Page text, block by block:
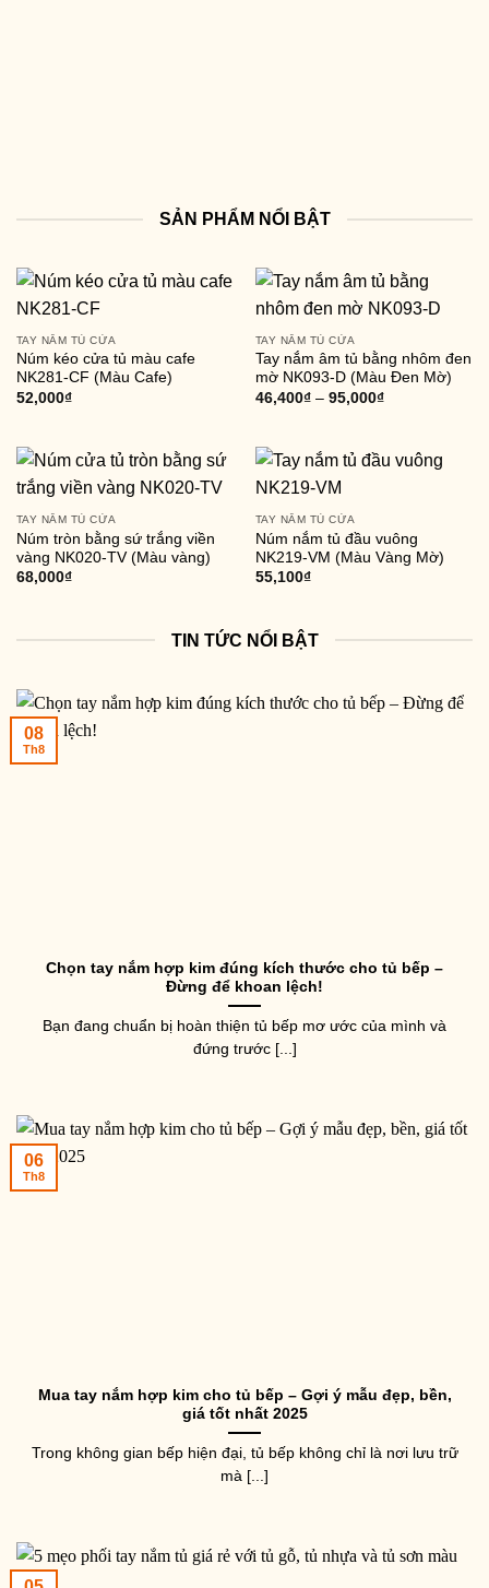
SẢN PHẨM NỔI BẬT
TAY NẮM TỦ CỬA
Núm kéo cửa tủ màu cafe
NK281-CF (Màu Cafe)
52,000₫
TAY NẮM TỦ CỬA
Tay nắm âm tủ bằng nhôm đen
mờ NK093-D (Màu Đen Mờ)
46,400₫– 95,000₫
TAY NẮM TỦ CỬA
Núm tròn bằng sứ trắng viền
vàng NK020-TV (Màu vàng)
68,000₫
TAY NẮM TỦ CỬA
Núm nắm tủ đầu vuông
NK219-VM (Màu Vàng Mờ)
55,100₫
TIN TỨC NỔI BẬT
Chọn tay nắm hợp kim đúng kích thước cho tủ bếp –
Đừng để khoan lệch!
Bạn đang chuẩn bị hoàn thiện tủ bếp mơ ước của mình và
đứng trước [...]
08
Th8
Mua tay nắm hợp kim cho tủ bếp – Gợi ý mẫu đẹp, bền,
giá tốt nhất 2025
Trong không gian bếp hiện đại, tủ bếp không chỉ là nơi lưu trữ
mà [...]
06
Th8